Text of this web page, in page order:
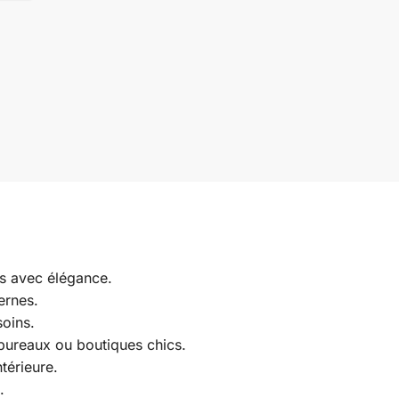
avec élégance.
ou boutiques chics.